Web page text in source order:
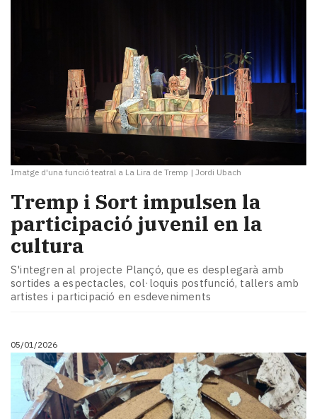
Imatge d'una funció teatral a La Lira de Tremp | Jordi Ubach
Tremp i Sort impulsen la
participació juvenil en la
cultura
S'integren al projecte Plançó, que es desplegarà amb
sortides a espectacles, col·loquis postfunció, tallers amb
artistes i participació en esdeveniments
05/01/2026